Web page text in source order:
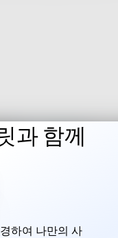
과 함께
하여 나만의 사